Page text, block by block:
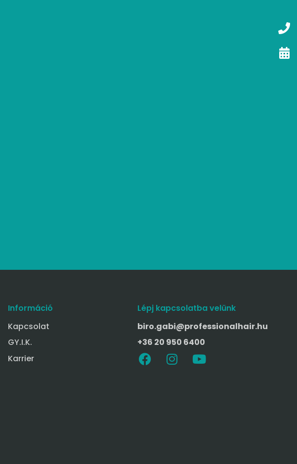
Információ
Kapcsolat
GY.I.K.
Karrier
Lépj kapcsolatba velünk
biro.gabi@professionalhair.hu
+36 20 950 6400